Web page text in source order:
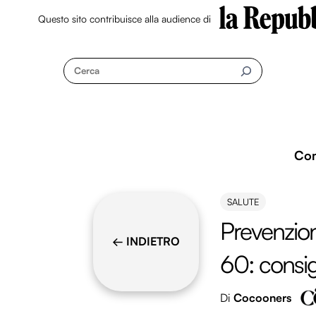
Questo sito contribuisce alla audience di
Cerca
← INDIETRO
SALUTE
60:
Di Cocooners